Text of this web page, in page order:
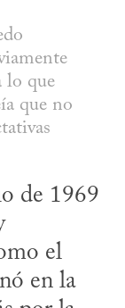
lo que
que no
el
en la